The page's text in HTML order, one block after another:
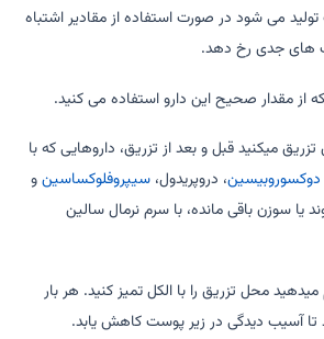
می شود در صورت استفاده از مقادیر اشتباه
های جدی رخ دهد.
از مقدار صحیح این دارو استفاده می کنید.
میکنید قبل و بعد از تزریق، داروهایی که با
دوکسوروبیسین، دروپریدول،سیپروفلوکساسینو
یا سوزن باقی مانده، با سرم نرمال سالین
میدهید محل تزریق را با الکل تمیز کنید. هر بار
تا آسیب دیدگی در زیر پوست کاهش یابد.